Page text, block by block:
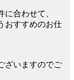
合わせて、
おすすめのお仕
ざいますのでご